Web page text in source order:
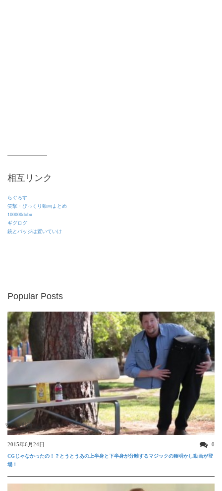
相互リンク
らぐろす
笑撃・びっくり動画まとめ
100000dobu
ギグログ
銃とバッジは置いていけ
Popular Posts
すごい動画
2015年6月24日 0
CGじゃなかったの！？とうとうあの上半身と下半身が分離するマジックの種明かし動画が登
場！